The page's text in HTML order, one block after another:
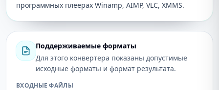
программных плеерах Winamp, AIMP, VLC, XMMS.
Поддерживаемые форматы
Для этого конвертера показаны допустимые
исходные форматы и формат результата.
ВХОДНЫЕ ФАЙЛЫ